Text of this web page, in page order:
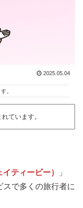
2025.05.04
。
ています。
ティービー）
」
スで多くの旅行者に